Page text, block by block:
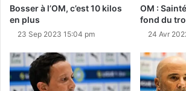
Bosser à l’OM, c’est 10 kilos
en plus
23 Sep 2023 15:04 pm
OM :
fond du
24 Avr